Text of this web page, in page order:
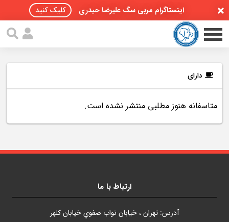
اینستاگرام مربی سگ علیرضا حیدری کلیک کنید
صفحه اصلی
پادکست سگ ها
دارای
متاسفانه هنوز مطلبی منتشر نشده است.
ارتباط با ما
آدرس: تهران ، خيابان نواب صفوي خيابان کلهر